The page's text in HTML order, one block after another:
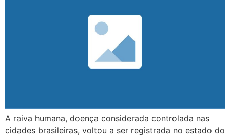
A raiva humana, doença considerada controlada nas
cidades brasileiras, voltou a ser registrada no estado do